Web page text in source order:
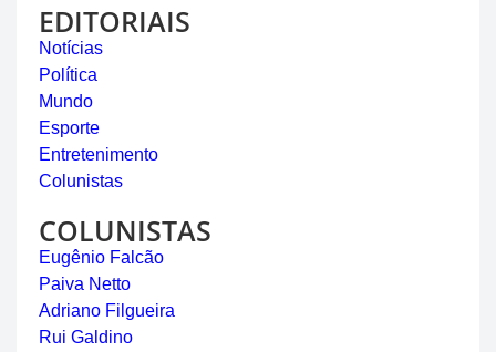
EDITORIAIS
Notícias
Política
Mundo
Esporte
Entretenimento
Colunistas
COLUNISTAS
Eugênio Falcão
Paiva Netto
Adriano Filgueira
Rui Galdino